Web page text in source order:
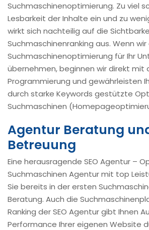
Suchmaschinenoptimierung. Zu viel
Lesbarkeit der Inhalte ein und zu
wirkt sich nachteilig auf die
Suchmaschinenranking aus. Wenn
Suchmaschinenoptimierung für Ihr
übernehmen, beginnen wir direkt mit
Programmierung und gewährleisten
durch starke Keywords gestützte
Suchmaschinen
Agentur Beratung
Betreuung
Eine herausragende SEO Agentur –
Suchmaschinen Agentur mit top
Sie bereits in der ersten
Beratung. Auch die
Ranking der SEO Agentur gibt Ihnen
Performance Ihrer eigenen Website